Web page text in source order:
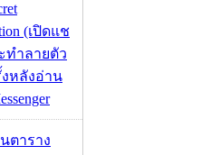
(เปิดแช
ทำลายตัว
หลังอ่าน
ตาราง